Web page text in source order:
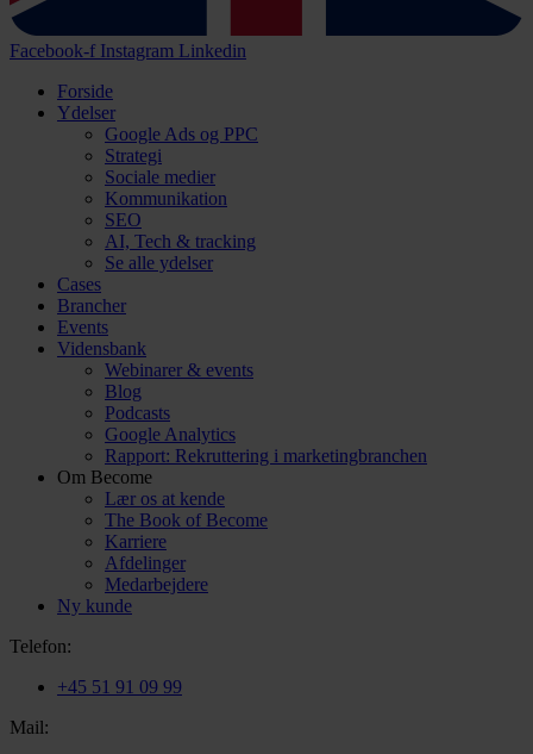
Facebook-f Instagram Linkedin
Forside
Ydelser
Google Ads og PPC
Strategi
Sociale medier
Kommunikation
SEO
AI, Tech & tracking
Se alle ydelser
Cases
Brancher
Events
Vidensbank
Webinarer & events
Blog
Podcasts
Google Analytics
Rapport: Rekruttering i marketingbranchen
Om Become
Lær os at kende
The Book of Become
Karriere
Afdelinger
Medarbejdere
Ny kunde
Telefon:
+45 51 91 09 99
Mail: